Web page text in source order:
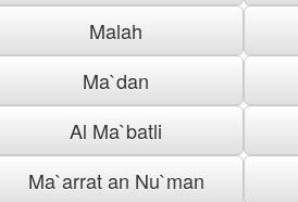
Malah
Ma`dan
Al Ma`batli
Ma`arrat an Nu`man